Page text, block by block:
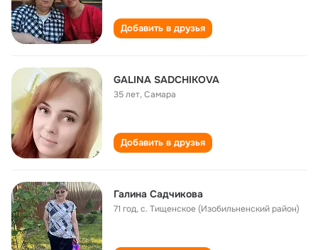
Добавить в друзья
GALINA SADCHIKOVA
35 лет,Самара
Добавить в друзья
Галина Садчикова
71 год,с. Тищенское (Изобильненский район)